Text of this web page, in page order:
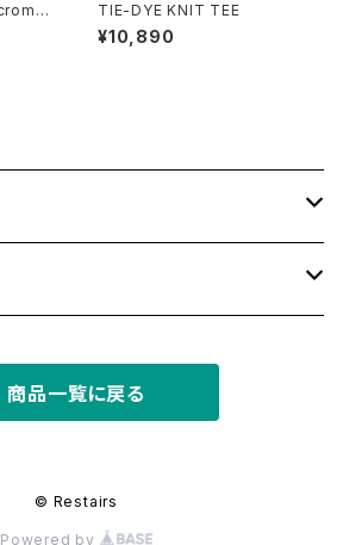
TIE-DYE KNIT TEE
¥10,890
商品一覧に戻る
© Restairs
Powered by